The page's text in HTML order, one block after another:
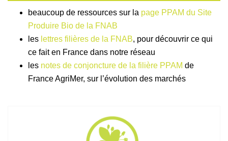
beaucoup de ressources sur la page PPAM du Site
Produire Bio de la FNAB
les lettres filières de la FNAB, pour découvrir ce qui
ce fait en France dans notre réseau
les notes de conjoncture de la filière PPAM de
France AgriMer, sur l’évolution des marchés